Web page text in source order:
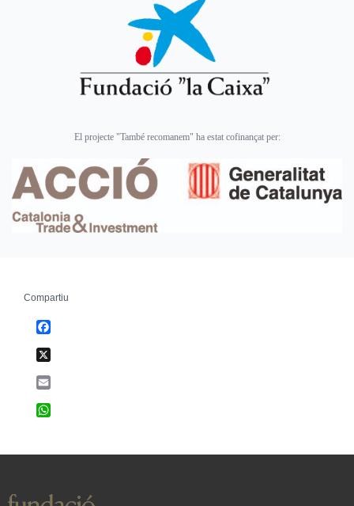
El projecte "També recomanem" ha estat cofinançat per:
Compartiu